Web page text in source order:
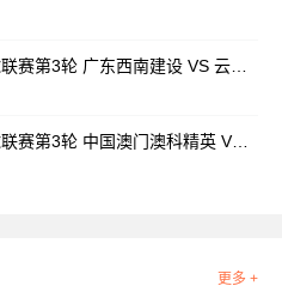
07月24日 佛山西甲足球联赛第3轮 中国澳门澳科精英 VS 藝品高國際 全场录像
更多 +